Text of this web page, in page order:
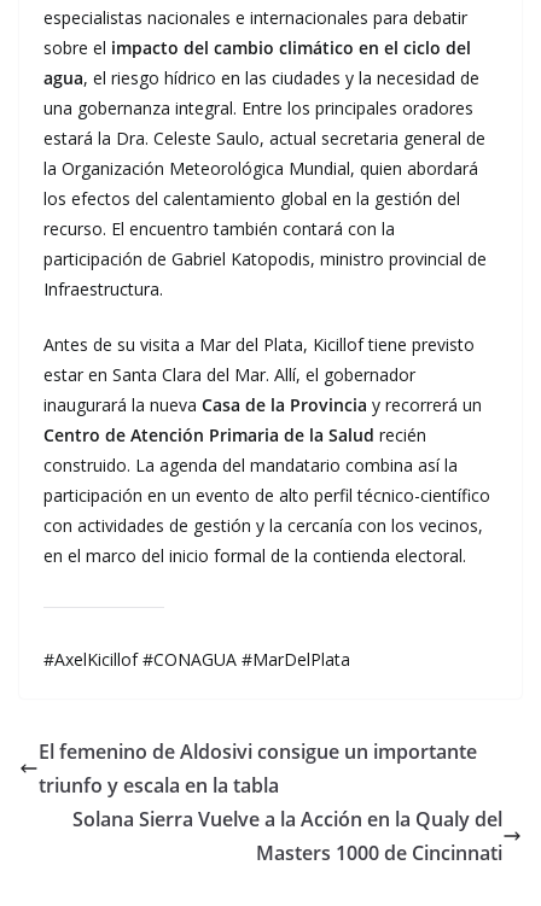
especialistas nacionales e internacionales para debatir
sobre el impacto del cambio climático en el ciclo del
agua, el riesgo hídrico en las ciudades y la necesidad de
una gobernanza integral. Entre los principales oradores
estará la Dra. Celeste Saulo, actual secretaria general de
la Organización Meteorológica Mundial, quien abordará
los efectos del calentamiento global en la gestión del
recurso. El encuentro también contará con la
participación de Gabriel Katopodis, ministro provincial de
Infraestructura.
Antes de su visita a Mar del Plata, Kicillof tiene previsto
estar en Santa Clara del Mar. Allí, el gobernador
inaugurará la nueva Casa de la Provincia y recorrerá un
Centro de Atención Primaria de la Salud recién
construido. La agenda del mandatario combina así la
participación en un evento de alto perfil técnico-científico
con actividades de gestión y la cercanía con los vecinos,
en el marco del inicio formal de la contienda electoral.
#AxelKicillof #CONAGUA #MarDelPlata
El femenino de Aldosivi consigue un importante
triunfo y escala en la tabla
Solana Sierra Vuelve a la Acción en la Qualy del
Masters 1000 de Cincinnati